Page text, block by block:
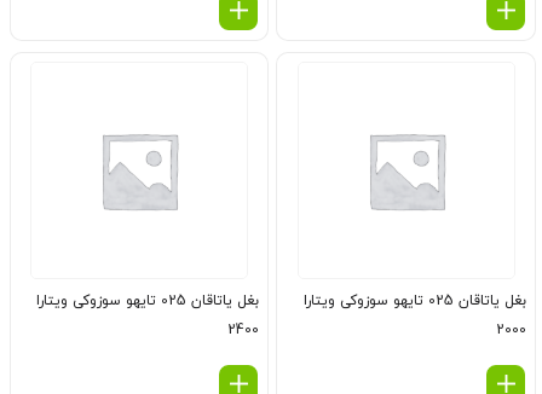
بغل یاتاقان 025 تایهو سوزوکی ویتارا
2000
بغل یاتاقان 025 تایهو سوزوکی ویتارا
2400